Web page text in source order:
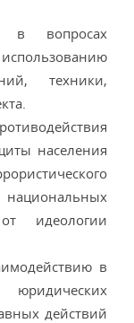
в вопросах
техники,
населения
идеологии
в
действий